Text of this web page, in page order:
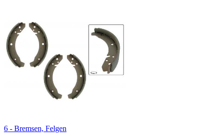
6 - Bremsen, Felgen